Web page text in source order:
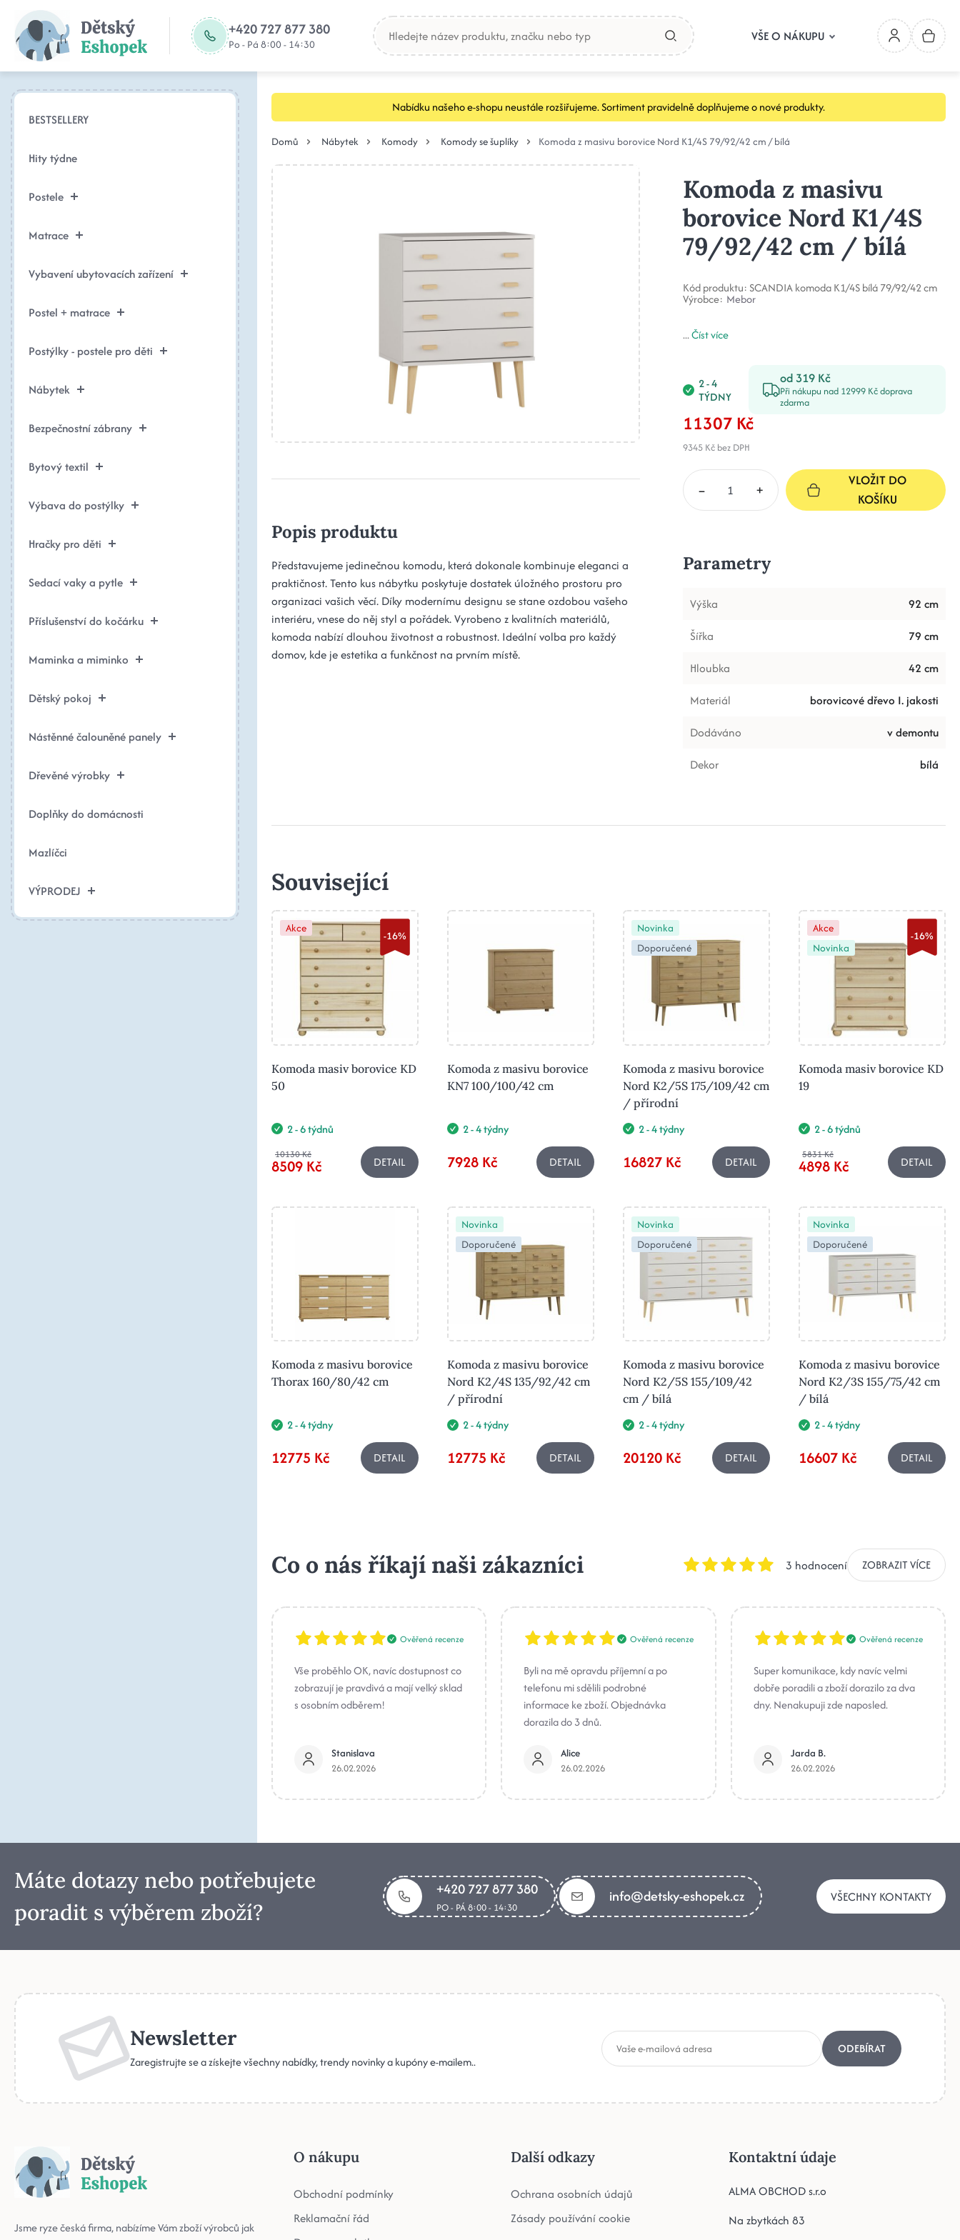
+420 727 877 380
Po - Pá 8:00 - 14:30
VŠE O NÁKUPU
BESTSELLERY
Hity týdne
Postele
Matrace
Vybavení ubytovacích zařízení
Postel + matrace
Postýlky - postele pro děti
Nábytek
Bezpečnostní zábrany
Bytový textil
Výbava do postýlky
Hračky pro děti
Sedací vaky a pytle
Příslušenství do kočárku
Maminka a miminko
Dětský pokoj
Nástěnné čalouněné panely
Dřevěné výrobky
Doplňky do domácnosti
Mazlíčci
VÝPRODEJ
Nabídku našeho e-shopu neustále rozšiřujeme. Sortiment pravidelně doplňujeme o nové produkty.
Domů Nábytek Komody Komody se šuplíky Komoda z masivu borovice Nord K1/4S 79/92/42 cm / bílá
Popis produktu
Představujeme jedinečnou komodu, která dokonale kombinuje eleganci a
praktičnost. Tento kus nábytku poskytuje dostatek úložného prostoru pro
organizaci vašich věcí. Díky modernímu designu se stane ozdobou vašeho
interiéru, vnese do něj styl a pořádek. Vyrobeno z kvalitních materiálů,
komoda nabízí dlouhou životnost a robustnost. Ideální volba pro každý
domov, kde je estetika a funkčnost na prvním místě.
Komoda z masivu
borovice Nord K1/4S
79/92/42 cm / bílá
Kód produktu: SCANDIA komoda K1/4S bílá 79/92/42 cm
Výrobce: Mebor
...Číst více
2 - 4
TÝDNY
od 319 Kč
Při nákupu nad 12999 Kč doprava
zdarma
11307 Kč
9345 Kčbez DPH
– +
VLOŽIT DO
KOŠÍKU
Parametry
Výška
92 cm
Šířka
79 cm
Hloubka
42 cm
Materiál
borovicové dřevo I. jakosti
Dodáváno
v demontu
Dekor
bílá
Související
Akce
-16%
Komoda masiv borovice KD
50
2 - 6 týdnů
10130 Kč
8509 Kč DETAIL
Komoda z masivu borovice
KN7 100/100/42 cm
2 - 4 týdny
7928 Kč DETAIL
Novinka
Doporučené
Komoda z masivu borovice
Nord K2/5S 175/109/42 cm
/ přírodní
2 - 4 týdny
16827 Kč DETAIL
Akce
Novinka
-16%
Komoda masiv borovice KD
19
2 - 6 týdnů
5831 Kč
4898 Kč DETAIL
Komoda z masivu borovice
Thorax 160/80/42 cm
2 - 4 týdny
12775 Kč DETAIL
Novinka
Doporučené
Komoda z masivu borovice
Nord K2/4S 135/92/42 cm
/ přírodní
2 - 4 týdny
12775 Kč DETAIL
Novinka
Doporučené
Komoda z masivu borovice
Nord K2/5S 155/109/42
cm / bílá
2 - 4 týdny
20120 Kč DETAIL
Novinka
Doporučené
Komoda z masivu borovice
Nord K2/3S 155/75/42 cm
/ bílá
2 - 4 týdny
16607 Kč DETAIL
Co o nás říkají naši zákazníci 3 hodnocení ZOBRAZIT VÍCE
Ověřená recenze
Vše proběhlo OK, navíc dostupnost co
zobrazují je pravdivá a mají velký sklad
s osobním odběrem!
Stanislava
26.02.2026
Ověřená recenze
Byli na mě opravdu příjemní a po
telefonu mi sdělili podrobné
informace ke zboží. Objednávka
dorazila do 3 dnů.
Alice
26.02.2026
Ověřená recenze
Super komunikace, kdy navíc velmi
dobře poradili a zboží dorazilo za dva
dny. Nenakupuji zde naposled.
Jarda B.
26.02.2026
Máte dotazy nebo potřebujete
poradit s výběrem zboží?
+420 727 877 380
PO - PÁ 8:00 - 14:30
info@detsky-eshopek.cz VŠECHNY KONTAKTY
Newsletter
Zaregistrujte se a získejte všechny nabídky, trendy novinky a kupóny e-mailem..
ODEBÍRAT
Jsme ryze česká firma, nabízíme Vám zboží výrobců jak
O nákupu
Obchodní podmínky
Reklamační řád
Další odkazy
Ochrana osobních údajů
Zásady používání cookie
Kontaktní údaje
ALMA OBCHOD s.r.o
Na zbytkách 83